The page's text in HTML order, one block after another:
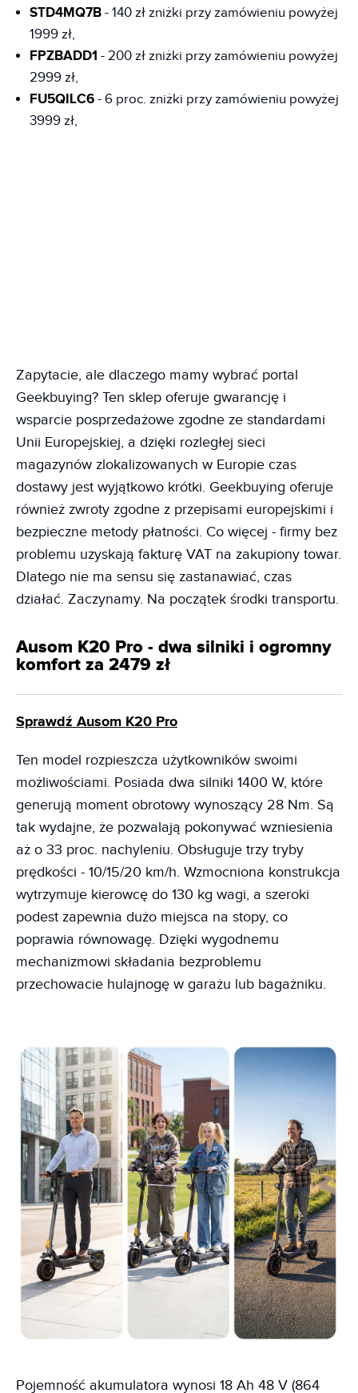
STD4MQ7B - 140 zł zniżki przy zamówieniu powyżej
1999 zł,
FPZBADD1 - 200 zł zniżki przy zamówieniu powyżej
2999 zł,
FU5QILC6 - 6 proc. zniżki przy zamówieniu powyżej
3999 zł,
Zapytacie, ale dlaczego mamy wybrać portal
Geekbuying? Ten sklep oferuje gwarancję i
wsparcie posprzedażowe zgodne ze standardami
Unii Europejskiej, a dzięki rozległej sieci
magazynów zlokalizowanych w Europie czas
dostawy jest wyjątkowo krótki. Geekbuying oferuje
również zwroty zgodne z przepisami europejskimi i
bezpieczne metody płatności. Co więcej - firmy bez
problemu uzyskają fakturę VAT na zakupiony towar.
Dlatego nie ma sensu się zastanawiać, czas
działać. Zaczynamy. Na początek środki transportu.
Ausom K20 Pro - dwa silniki i ogromny
komfort za 2479 zł
Sprawdź Ausom K20 Pro
Ten model rozpieszcza użytkowników swoimi
możliwościami. Posiada dwa silniki 1400 W, które
generują moment obrotowy wynoszący 28 Nm. Są
tak wydajne, że pozwalają pokonywać wzniesienia
aż o 33 proc. nachyleniu. Obsługuje trzy tryby
prędkości - 10/15/20 km/h. Wzmocniona konstrukcja
wytrzymuje kierowcę do 130 kg wagi, a szeroki
podest zapewnia dużo miejsca na stopy, co
poprawia równowagę. Dzięki wygodnemu
mechanizmowi składania bezproblemu
przechowacie hulajnogę w garażu lub bagażniku.
Pojemność akumulatora wynosi 18 Ah 48 V (864